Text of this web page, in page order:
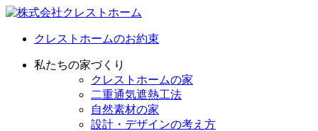
クレストホームのお約束
私たちの家づくり
クレストホームの家
二重通気遮熱工法
自然素材の家
設計・デザインの考え方